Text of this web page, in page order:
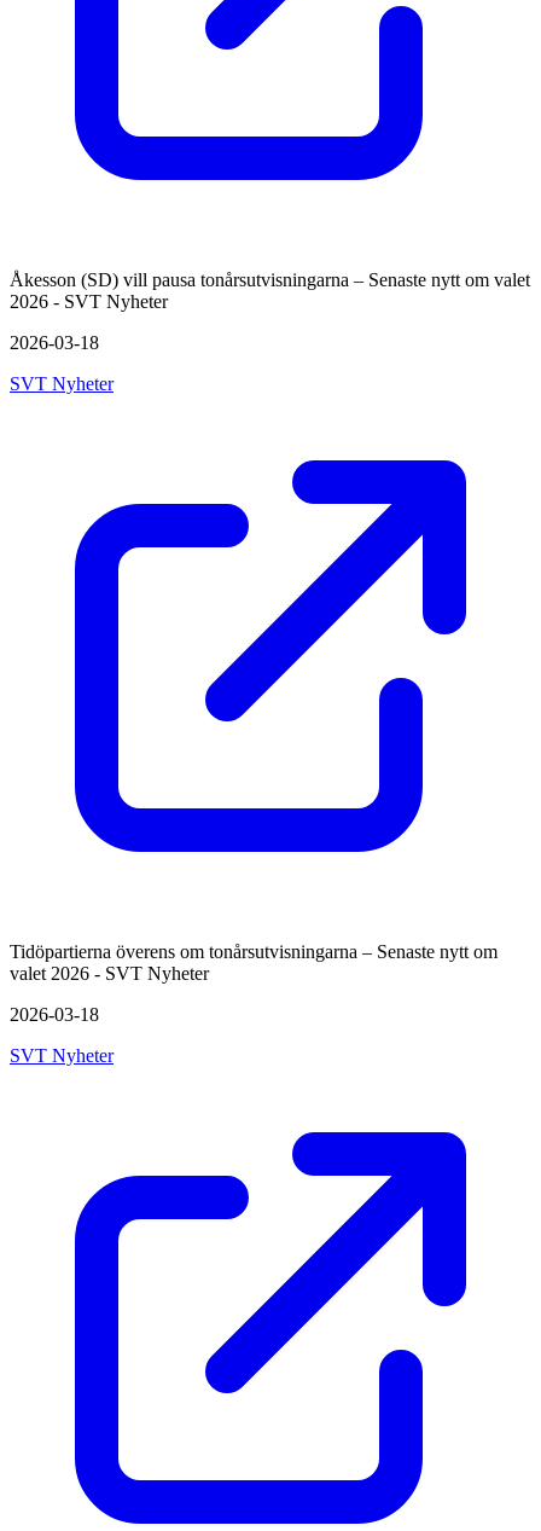
Åkesson (SD) vill pausa tonårsutvisningarna – Senaste nytt om valet
2026 - SVT Nyheter
2026-03-18
SVT Nyheter
Tidöpartierna överens om tonårsutvisningarna – Senaste nytt om
valet 2026 - SVT Nyheter
2026-03-18
SVT Nyheter